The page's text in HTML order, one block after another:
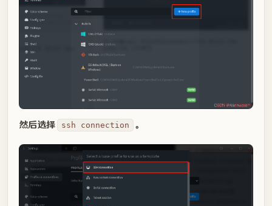
然后选择 ssh connection 。